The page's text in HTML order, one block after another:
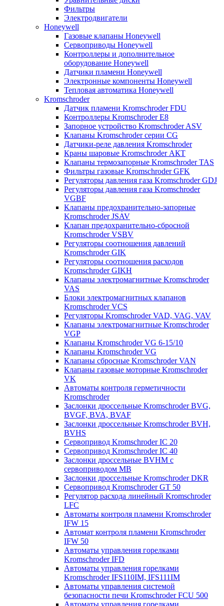
Фильтры
Электродвигатели
Honeywell
Газовые клапаны Honeywell
Сервоприводы Honeywell
Контроллеры и дополнительное
оборудование Honeywell
Датчики пламени Honeywell
Электронные компоненты Honeywell
Тепловая автоматика Honeywell
Kromschroder
Датчик пламени Kromschroder FDU
Контроллеры Kromschroder E8
Запорное устройство Kromschroder ASV
Клапаны Kromschroder серии CG
Датчики-реле давления Kromschroder
Краны шаровые Kromschroder АКТ
Клапаны термозапорные Kromschroder TAS
Фильтры газовые Kromschroder GFK
Регуляторы давления газа Kromschroder GDJ
Регуляторы давления газа Kromschroder
VGBF
Клапаны предохранительно-запорные
Kromschroder JSAV
Клапан предохранительно-сбросной
Kromschroder VSBV
Регуляторы соотношения давлений
Kromschroder GIK
Регуляторы соотношения расходов
Kromschroder GIKH
Клапаны электромагнитные Kromschroder
VAS
Блоки электромагнитных клапанов
Kromschroder VCS
Регуляторы Kromschroder VAD, VAG, VAV
Клапаны электромагнитные Kromschroder
VGP
Клапаны Kromschroder VG 6-15/10
Клапаны Kromschroder VG
Клапаны сбросные Kromschroder VAN
Клапаны газовые моторные Kromschroder
VK
Автоматы контроля герметичности
Kromschroder
Заслонки дроссельные Kromschroder BVG,
BVGF, BVA, BVAF
Заслонки дроссельные Kromschroder BVH,
BVHS
Сервопривод Kromschroder IC 20
Сервопривод Kromschroder IC 40
Заслонки дроссельные BVHM с
сервоприводом МВ
Заслонки дроссельные Kromschroder DKR
Cервопривод Kromschroder GT 50
Регулятор расхода линейный Kromschroder
LFC
Автоматы контроля пламени Kromschroder
IFW 15
Автомат контроля пламени Kromschroder
IFW 50
Автоматы управления горелками
Kromschroder IFD
Автоматы управления горелками
Kromschroder IFS110IM, IFS111IM
Автоматы управления системой
безопасности печи Kromschroder FCU 500
Автоматы управления горелками